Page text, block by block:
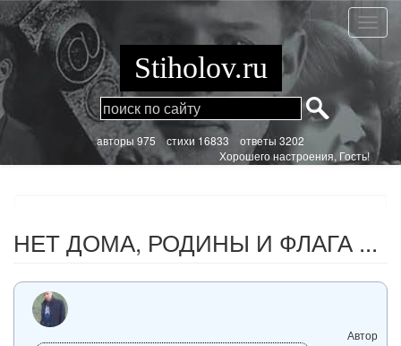
Перейти
к
основному
содержанию
НЕТ
ДОМА,
И
ФЛАГА
Stiholov.ru
aвторы 975стихи 16833 ответы 3202
Хорошего настроения, Гость!
НЕТ ДОМА, РОДИНЫ И ФЛАГА ...
Автор